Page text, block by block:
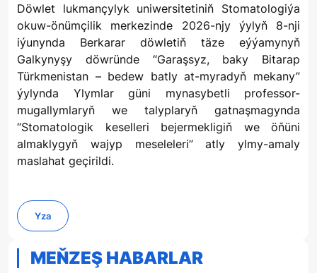
Döwlet lukmançylyk uniwersitetiniň Stomatologiýa
okuw-önümçilik merkezinde 2026-njy ýylyň 8-nji
iýunynda Berkarar döwletiň täze eýýamynyň
Galkynyşy döwründe “Garaşsyz, baky Bitarap
Türkmenistan – bedew batly at-myradyň mekany”
ýylynda Ylymlar güni mynasybetli professor-
mugallymlaryň we talyplaryň gatnaşmagynda
“Stomatologik keselleri bejermekligiň we öňüni
almaklygyň wajyp meseleleri” atly ylmy-amaly
maslahat geçirildi.
Yza
MEŇZEŞ HABARLAR